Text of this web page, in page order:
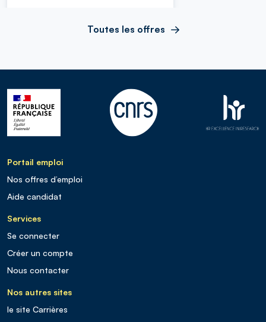
Toutes les offres
Portail emploi
Nos offres d’emploi
Aide candidat
Services
Se connecter
Créer un compte
Nous contacter
Nos autres sites
le site Carrières